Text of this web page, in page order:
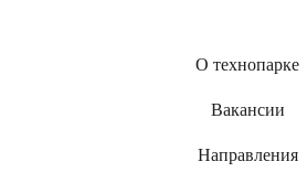
О технопарке
Вакансии
Направления